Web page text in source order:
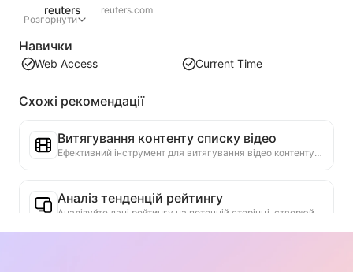
reuters
reuters.com
Розгорнути
Навички
Web Access Current Time
Схожі рекомендації
Витягування контенту списку відео
Ефективний інструмент для витягування відео контенту з веб-сторінок, який може швидко сканувати веб-сторінки та організовувати інформацію про відео в структуровану таблицю Markdown.
Аналіз тенденцій рейтингу
Аналізуйте дані рейтингу на поточній сторінці, створюйте звіти про тенденції. Визначайте популярні категорії, швидко зростаючі типи продуктів та нові технології. Надавайте миттєві ринкові інсайти, щоб допомогти вам зрозуміти останні тенденції продуктів та ринкові рухи.